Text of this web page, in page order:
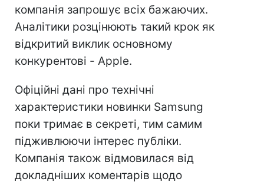
компанія запрошує всіх бажаючих.
Аналітики розцінюють такий крок як
відкритий виклик основному
конкурентові - Apple.
Офіційні дані про технічні
характеристики новинки Samsung
поки тримає в секреті, тим самим
підживлюючи інтерес публіки.
Компанія також відмовилася від
докладніших коментарів щодо